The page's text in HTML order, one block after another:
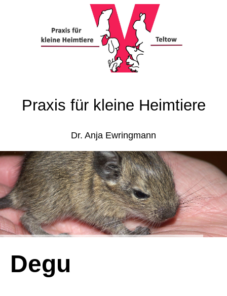
Praxis für kleine Heimtiere
Dr. Anja Ewringmann
Degu